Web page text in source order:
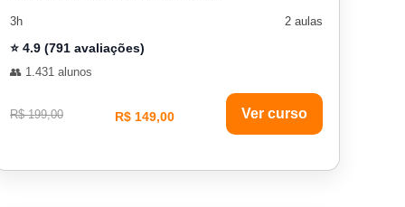
3h 2 aulas
⭐ 4.9 (791 avaliações)
👥 1.431 alunos
R$ 199,00 R$ 149,00 Ver curso